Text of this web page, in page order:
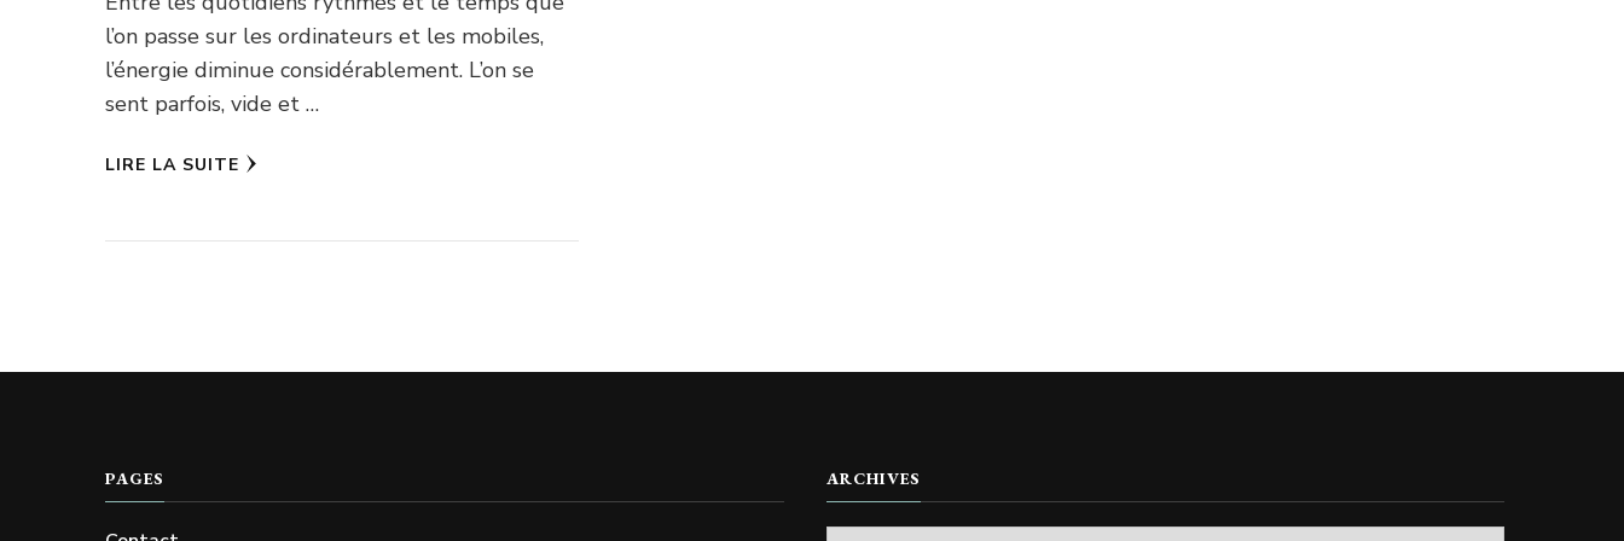
l’on passe sur les ordinateurs et les mobiles,
l’énergie diminue considérablement. L’on se
sent parfois, vide et …
LIRE LA SUITE
PAGES ARCHIVES